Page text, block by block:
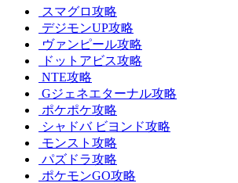
スマグロ攻略
デジモンUP攻略
ヴァンピール攻略
ドットアビス攻略
NTE攻略
Gジェネエターナル攻略
ポケポケ攻略
シャドバ ビヨンド攻略
モンスト攻略
パズドラ攻略
ポケモンGO攻略